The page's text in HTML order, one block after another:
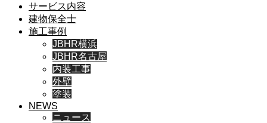
サービス内容
建物保全士
施工事例
JBHR横浜
JBHR名古屋
内装工事
外壁
塗装
NEWS
ニュース